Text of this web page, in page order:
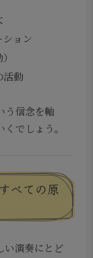
ョン
活動
う信念を軸
でしょう。
べての原
い演奏にとど